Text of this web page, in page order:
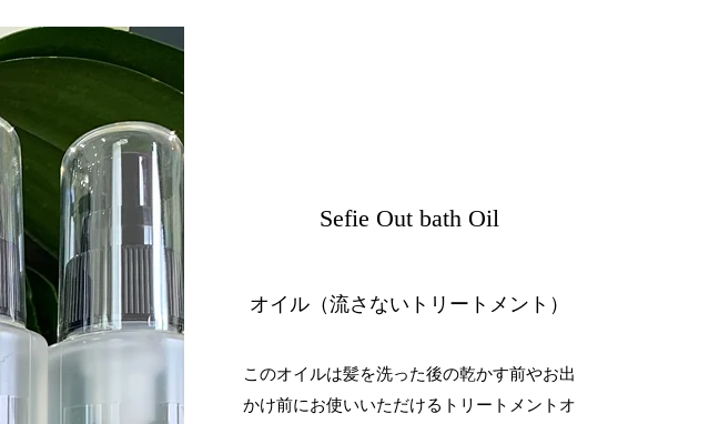
Sefie Out bath Oil
​オイル（流さないトリートメント）
このオイルは髪を洗った後の乾かす前やお出
かけ前にお使いいただけるトリートメントオ